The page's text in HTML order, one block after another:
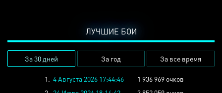
ЛУЧШИЕ БОИ
За 30 дней За год За все время
1. 4 Августа 2026 17:44:46
1 936 969 очков